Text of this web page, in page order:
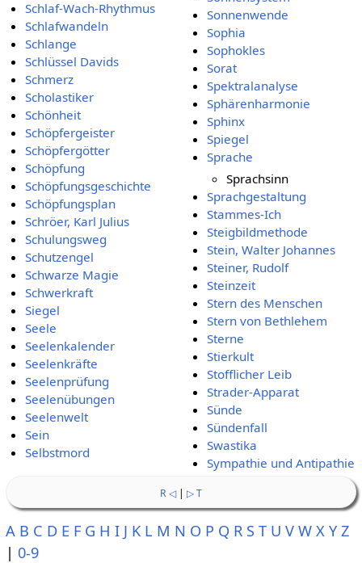
Schlaf-Wach-Rhythmus
Schlafwandeln
Schlange
Schlüssel Davids
Schmerz
Scholastiker
Schönheit
Schöpfergeister
Schöpfergötter
Schöpfung
Schöpfungsgeschichte
Schöpfungsplan
Schröer, Karl Julius
Schulungsweg
Schutzengel
Schwarze Magie
Schwerkraft
Siegel
Seele
Seelenkalender
Seelenkräfte
Seelenprüfung
Seelenübungen
Seelenwelt
Sein
Selbstmord
Sonnenwende
Sophia
Sophokles
Sorat
Spektralanalyse
Sphärenharmonie
Sphinx
Spiegel
Sprache
Sprachsinn
Sprachgestaltung
Stammes-Ich
Steigbildmethode
Stein, Walter Johannes
Steiner, Rudolf
Steinzeit
Stern des Menschen
Stern von Bethlehem
Sterne
Stierkult
Stofflicher Leib
Strader-Apparat
Sünde
Sündenfall
Swastika
Sympathie und Antipathie
R ◁| ▷ T
A B C D E F G H I J K L M N O P Q R S T U V W X Y Z
| 0-9